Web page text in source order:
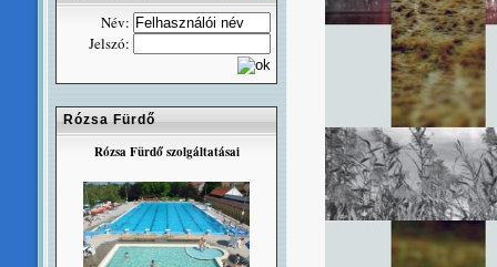
Név:
Jelszó:
Rózsa Fürdő
Rózsa Fürdő szolgáltatásai